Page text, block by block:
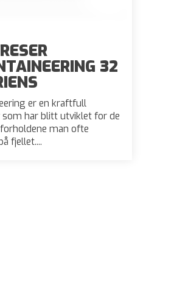
32
er en kraftfull
har blitt utviklet for de
man ofte
fjellet....